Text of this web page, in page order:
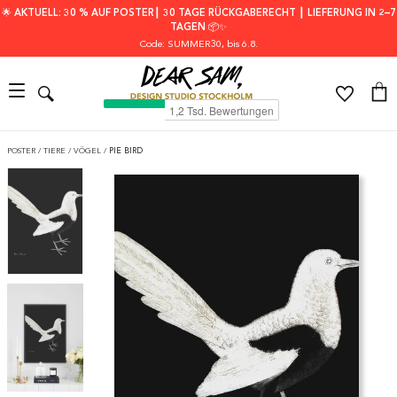
🌟 AKTUELL: 30 % AUF POSTER┃ 30 TAGE RÜCKGABERECHT ┃ LIEFERUNG IN 2–7
TAGEN 📦✨
Code: SUMMER30, bis 6.8.
POSTER / TIERE / VÖGEL / PIE BIRD